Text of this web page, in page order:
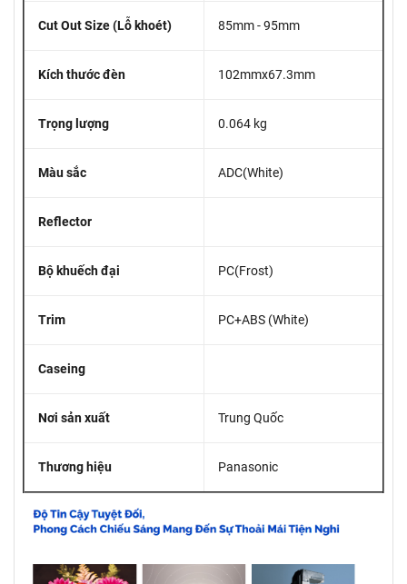
Cut Out Size (Lỗ khoét) 85mm - 95mm
Kích thước đèn 102mmx67.3mm
Trọng lượng 0.064 kg
Màu sắc ADC(White)
Reflector
Bộ khuếch đại PC(Frost)
Trim PC+ABS (White)
Caseing
Nơi sản xuất Trung Quốc
Thương hiệu Panasonic